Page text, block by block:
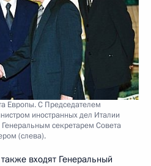
Европы. С Председателем
иностранных дел Италии
секретарем Совета
(слева).
входят Генеральный